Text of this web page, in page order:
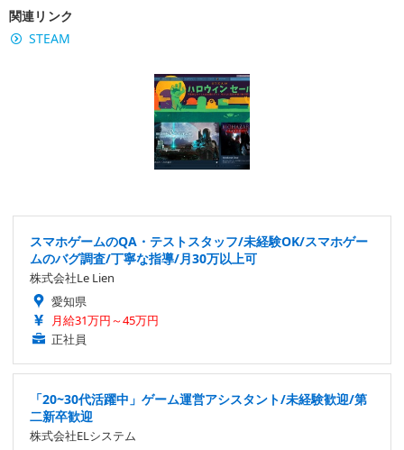
関連リンク
STEAM
スマホゲームのQA・テストスタッフ/未経験OK/スマホゲー
ムのバグ調査/丁寧な指導/月30万以上可
株式会社Le Lien
愛知県
月給31万円～45万円
正社員
「20~30代活躍中」ゲーム運営アシスタント/未経験歓迎/第
二新卒歓迎
株式会社ELシステム